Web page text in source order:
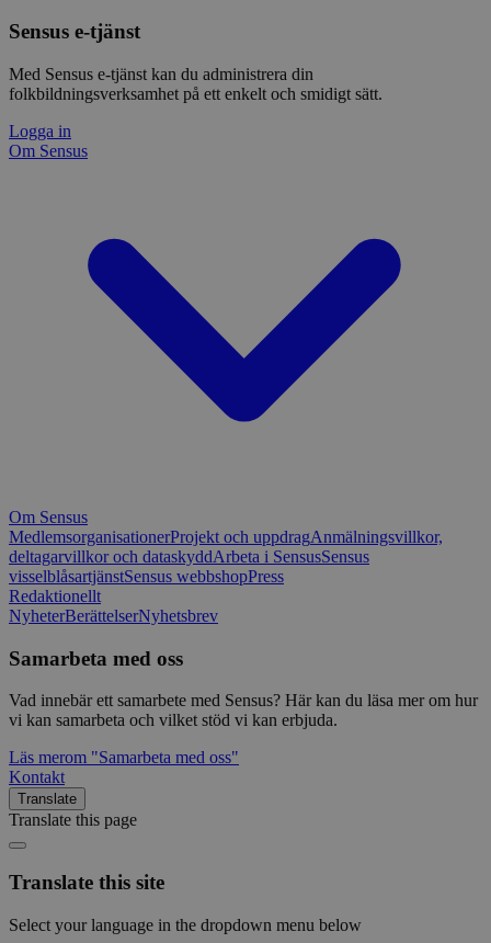
Sensus e-tjänst
Med Sensus e-tjänst kan du administrera din
folkbildningsverksamhet på ett enkelt och smidigt sätt.
Logga in
Om Sensus
Om Sensus
MedlemsorganisationerProjekt och uppdragAnmälningsvillkor,
deltagarvillkor och dataskyddArbeta i SensusSensus
visselblåsartjänstSensus webbshopPress
Redaktionellt
NyheterBerättelserNyhetsbrev
Samarbeta med oss
Vad innebär ett samarbete med Sensus? Här kan du läsa mer om hur
vi kan samarbeta och vilket stöd vi kan erbjuda.
Läs merom "Samarbeta med oss"
Kontakt
Translate
Translate this page
Translate this site
Select your language in the dropdown menu below